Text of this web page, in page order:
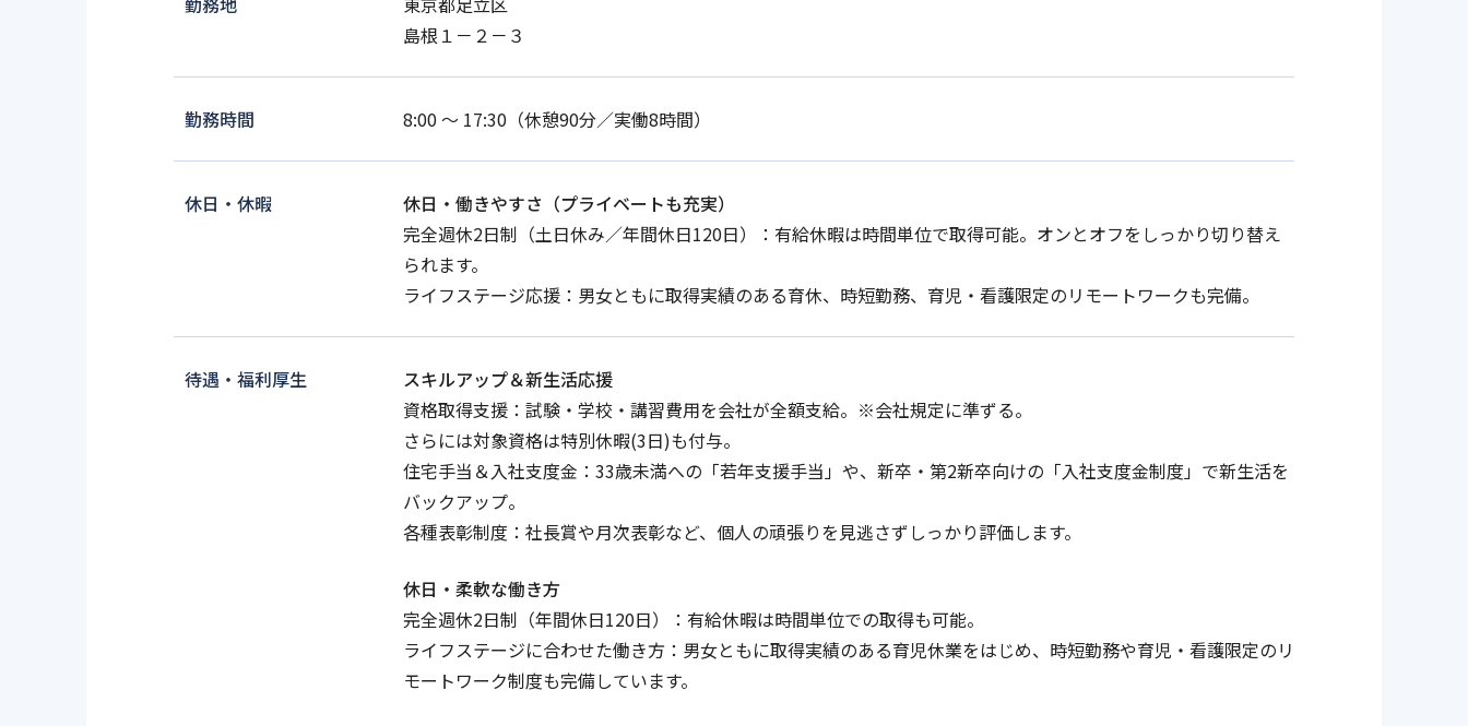
島根１－２－３
勤務時間 8:00 ～ 17:30（休憩90分／実働8時間）
休日・休暇
休日・働きやすさ（プライベートも充実）
完全週休2日制（土日休み／年間休日120日）：有給休暇は時間単位で取得可能。オンとオフをしっかり切り替え
られます。
ライフステージ応援：男女ともに取得実績のある育休、時短勤務、育児・看護限定のリモートワークも完備。
待遇・福利厚生
スキルアップ＆新生活応援
資格取得支援：試験・学校・講習費用を会社が全額支給。※会社規定に準ずる。
さらには対象資格は特別休暇(3日)も付与。
住宅手当＆入社支度金：33歳未満への「若年支援手当」や、新卒・第2新卒向けの「入社支度金制度」で新生活を
バックアップ。
各種表彰制度：社長賞や月次表彰など、個人の頑張りを見逃さずしっかり評価します。
休日・柔軟な働き方
完全週休2日制（年間休日120日）：有給休暇は時間単位での取得も可能。
ライフステージに合わせた働き方：男女ともに取得実績のある育児休業をはじめ、時短勤務や育児・看護限定のリ
モートワーク制度も完備しています。